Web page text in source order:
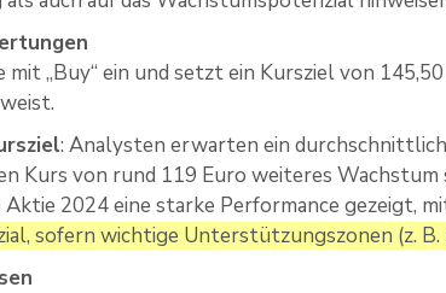
„Buy“ ein und setzt ein Kursziel von
: Analysten erwarten ein
Kurs von rund 119 Euro weiteres Wachstum
2024 eine starke Performance gezeigt,
sofern wichtige Unterstützungszonen (z.